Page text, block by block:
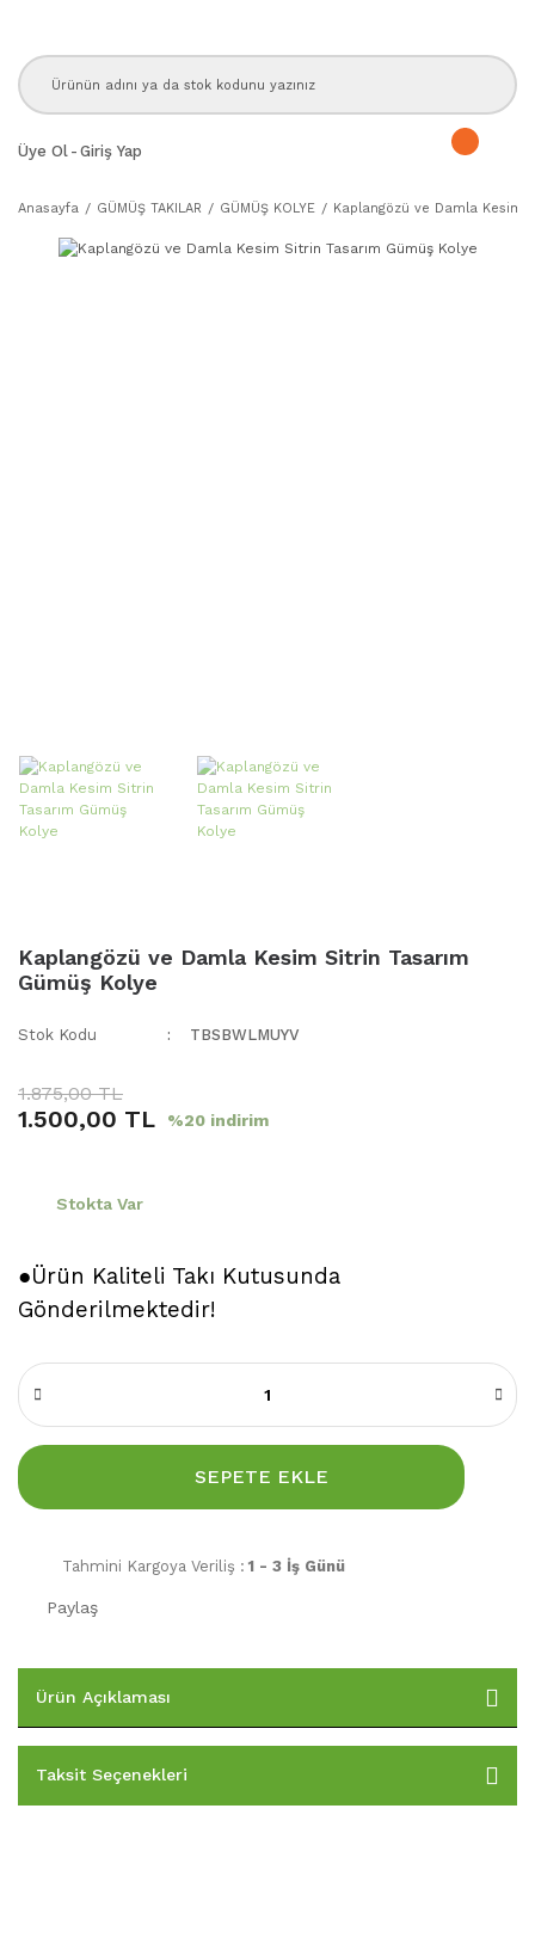
Üye Ol - Giriş Yap
Anasayfa GÜMÜŞ TAKILAR GÜMÜŞ KOLYE Kaplangözü ve Damla Kesim
Kaplangözü ve Damla Kesim Sitrin Tasarım
Gümüş Kolye
Stok Kodu TBSBWLMUYV
1.875,00 TL
1.500,00 TL %20 indirim
Stokta Var
●Ürün Kaliteli Takı Kutusunda
Gönderilmektedir!
SEPETE EKLE
Tahmini Kargoya Veriliş : 1 - 3 İş Günü
Paylaş
Ürün Açıklaması
Taksit Seçenekleri